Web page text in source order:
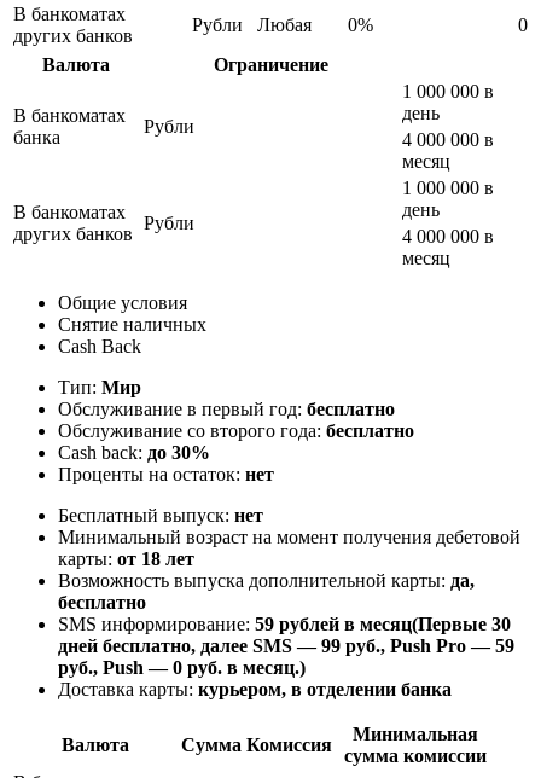
В банкоматах
других банков
Рубли Любая 0%
0
Валюта
Ограничение
В банкоматах
банка
Рубли
1 000 000 в
день
4 000 000 в
месяц
В банкоматах
других банков
Рубли
1 000 000 в
день
4 000 000 в
месяц
Общие условия
Снятие наличных
Cash Back
Тип: Мир
Обслуживание в первый год: бесплатно
Обслуживание со второго года: бесплатно
Cash back: до 30%
Проценты на остаток: нет
Бесплатный выпуск: нет
Минимальный возраст на момент получения дебетовой
карты: от 18 лет
Возможность выпуска дополнительной карты: да,
бесплатно
SMS информирование: 59 рублей в месяц(Первые 30
дней бесплатно, далее SMS — 99 руб., Push Pro — 59
руб., Push — 0 руб. в месяц.)
Доставка карты: курьером, в отделении банка
Валюта Сумма Комиссия
Минимальная
сумма комиссии